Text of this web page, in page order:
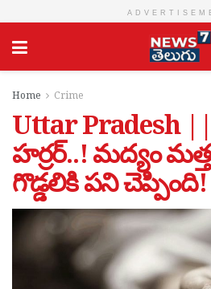
Home Crime
Uttar Pradesh
హర్రర్..! మద్యం
గొడ్డలికి పని చెప్పింది!